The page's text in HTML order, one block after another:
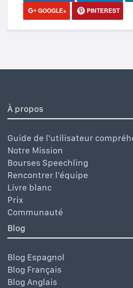
GOOGLE+
PINTEREST
À propos
Guide de l'utilisateur
Notre Mission
Bourses Speechling
Rencontrer l'équipe
Livre blanc
Prix
Communauté
Blog
Blog Espagnol
Blog Français
Blog Anglais